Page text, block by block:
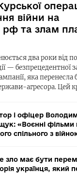
війни на
рф та злам
два роки від
— безпрецедентної
яка перенесла
агресора. Цей
і офіцер
«Воєнні
спільного з
зло має бути
українця, який